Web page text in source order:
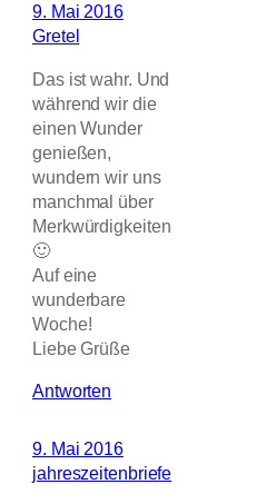
9. Mai 2016
Gretel
Das ist wahr. Und
während wir die
einen Wunder
genießen,
wundern wir uns
manchmal über
Merkwürdigkeiten
🙂
Auf eine
wunderbare
Woche!
Liebe Grüße
Antworten
9. Mai 2016
jahreszeitenbriefe